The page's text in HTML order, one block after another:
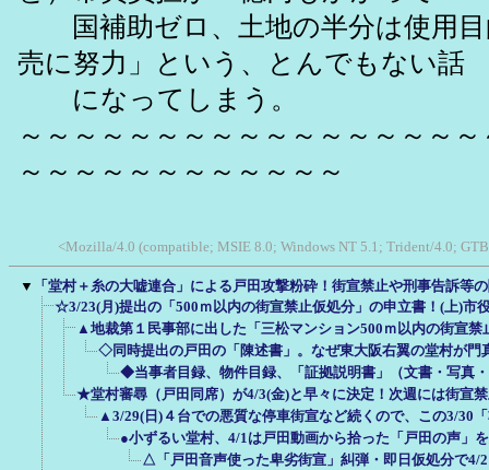
国補助ゼロ、土地の半分は使用目
売に努力」という、とんでもない話
になってしまう。
～～～～～～～～～～～～～～～～
～～～～～～～～～～～～
<Mozilla/4.0 (compatible; MSIE 8.0; Windows NT 5.1; Trident/4.0;
▼
「堂村＋糸の大嘘連合」による戸田攻撃粉砕！街宣禁止や刑事告訴等
☆3/23(月)提出の「500ｍ以内の街宣禁止仮処分」の申立書！(上)市
▲地裁第１民事部に出した「三松マンション500ｍ以内の街宣禁
◇同時提出の戸田の「陳述書」。なぜ東大阪右翼の堂村が門
◆当事者目録、物件目録、「証拠説明書」（文書・写真
★堂村審尋（戸田同席）が4/3(金)と早々に決定！次週には街宣
▲3/29(日)４台での悪質な停車街宣など続くので、この3/30
●小ずるい堂村、4/1は戸田動画から拾った「戸田の声」
△「戸田音声使った卑劣街宣」糾弾・即日仮処分で4/